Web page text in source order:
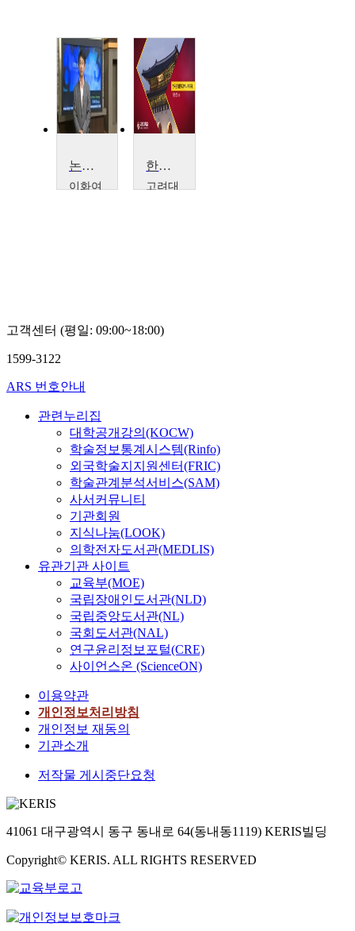
논리학 개론
이화여
한국 근대문학과 역사적 기억
고려대
고객센터 (평일: 09:00~18:00)
1599-3122
ARS 번호안내
관련누리집
대학공개강의(KOCW)
학술정보통계시스템(Rinfo)
외국학술지지원센터(FRIC)
학술관계분석서비스(SAM)
사서커뮤니티
기관회원
지식나눔(LOOK)
의학전자도서관(MEDLIS)
유관기관 사이트
교육부(MOE)
국립장애인도서관(NLD)
국립중앙도서관(NL)
국회도서관(NAL)
연구윤리정보포털(CRE)
사이언스온 (ScienceON)
이용약관
개인정보처리방침
개인정보 재동의
기관소개
저작물 게시중단요청
41061 대구광역시 동구 동내로 64(동내동1119) KERIS빌딩
Copyright© KERIS. ALL RIGHTS RESERVED